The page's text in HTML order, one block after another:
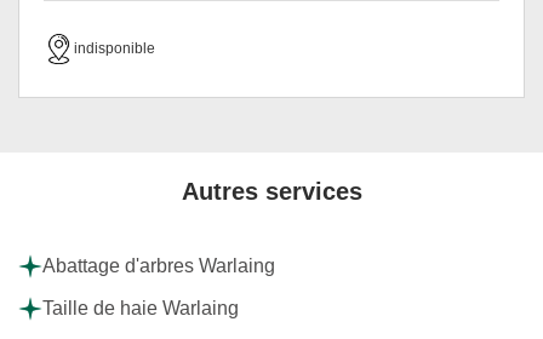
indisponible
Autres services
Abattage d'arbres Warlaing
Taille de haie Warlaing